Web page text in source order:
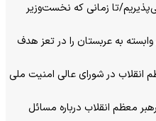
غزه را نمی‌پذیریم/تا زمانی که نخست‌وزیر
به عربستان را در تعز هدف
در شورای عالی امنیت ملی
معظم انقلاب درباره مسائل